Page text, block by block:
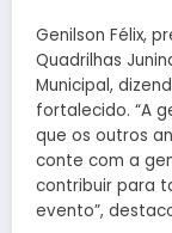
Genilson Félix,
Quadrilhas
Municipal,
fortalecido. “A
que os outros
conte com a
contribuir para
evento”,